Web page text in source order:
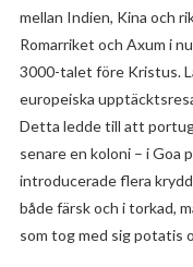
mellan Indien, Kina och
Romarriket och Axum i
3000-talet före Kristus.
europeiska
Detta ledde till att
senare en koloni – i Goa
introducerade flera
både färsk och i torkad,
som tog med sig potatis